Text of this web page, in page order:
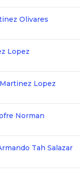
Olivares
Lopez
Martinez Lopez
Norman
Tah Salazar